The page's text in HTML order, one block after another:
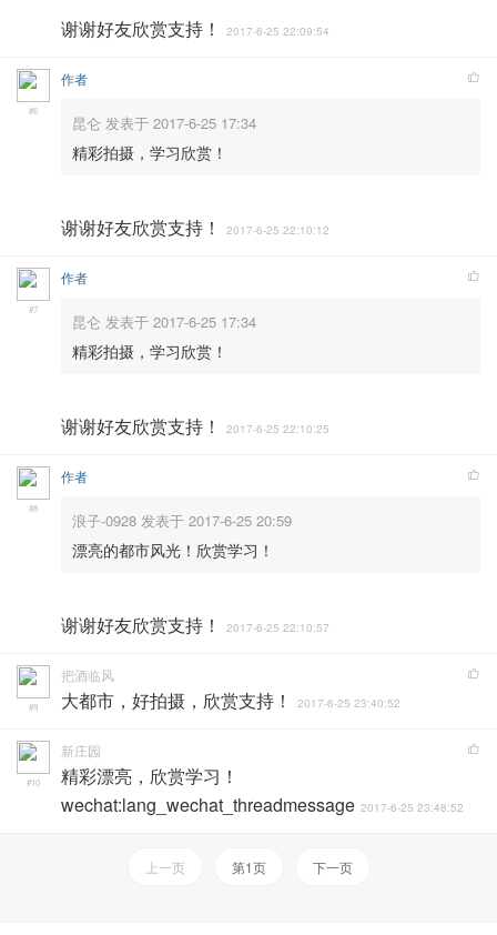
谢谢好友欣赏支持！ 2017-6-25 22:09:54
作者
#6
昆仑 发表于 2017-6-25 17:34
精彩拍摄，学习欣赏！
谢谢好友欣赏支持！ 2017-6-25 22:10:12
作者
#7
昆仑 发表于 2017-6-25 17:34
精彩拍摄，学习欣赏！
谢谢好友欣赏支持！ 2017-6-25 22:10:25
作者
#8
浪子-0928 发表于 2017-6-25 20:59
漂亮的都市风光！欣赏学习！
谢谢好友欣赏支持！ 2017-6-25 22:10:57
把酒临风
#9 大都市，好拍摄，欣赏支持！ 2017-6-25 23:40:52
新庄园
#10
精彩漂亮，欣赏学习！
wechat:lang_wechat_threadmessage 2017-6-25 23:48:52
上一页 第1页 下一页